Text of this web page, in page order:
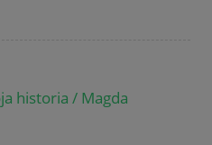
historia / Magda